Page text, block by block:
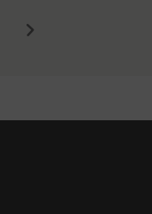
Nächstes